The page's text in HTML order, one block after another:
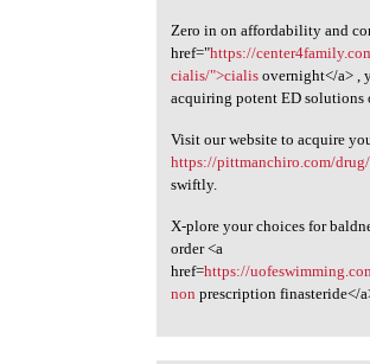
Zero in on affordability and
href="https://
cialis/">cialisovernight</a> ,
acquiring potent ED solutions
Visit our website to acquire
https://pittmanchiro.com/
swiftly.
X-plore your choices for
order <a
href=https://
non prescription finasteride</